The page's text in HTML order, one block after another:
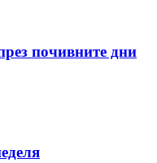
почивните дни